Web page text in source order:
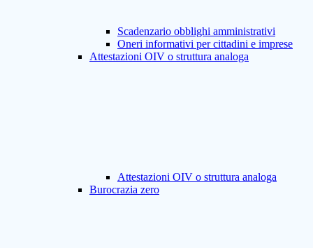
Scadenzario obblighi amministrativi
Oneri informativi per cittadini e imprese
Attestazioni OIV o struttura analoga
Attestazioni OIV o struttura analoga
Burocrazia zero